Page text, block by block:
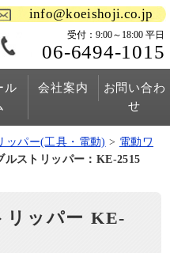
info@koeishoji.co.jp
受付：9:00～18:00 平日
06-6494-1015
ル
会社案内
お問い合わ
せ
ッパー(工具・電動) > 電動ワ
ルストリッパー：KE-2515
リッパー KE-